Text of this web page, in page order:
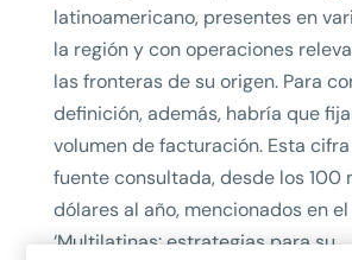
latinoamericano, presentes en
la región y con operaciones
las fronteras de su origen. Para
definición, además, habría que
volumen de facturación. Esta
fuente consultada, desde los 100
dólares al año, mencionados en
‘Multilatinas: estrategias para su